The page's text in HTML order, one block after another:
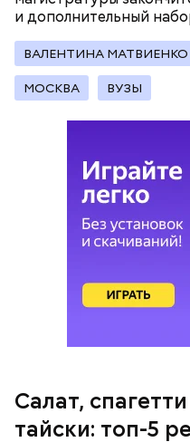
и дополнительный
ВАЛЕНТИНА МАТВИЕНКО
МОСКВА ВУЗЫ
Салат,
тайски: топ-5
кабачок;
петрушка;
оливковое масло;
Копылов.
Однако диетолог
может быть полезна. В
с сахарным диабетом;
лишним весом.